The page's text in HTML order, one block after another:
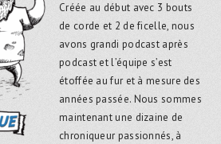
Créée au début avec 3 bouts
de corde et 2 de ficelle, nous
avons grandi podcast après
podcast et l’équipe s’est
étoffée au fur et à mesure des
années passée. Nous sommes
maintenant une dizaine de
chroniqueur passionnés, à